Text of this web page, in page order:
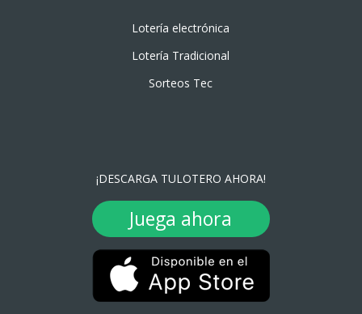
Lotería electrónica
Lotería Tradicional
Sorteos Tec
¡DESCARGA TULOTERO AHORA!
Juega ahora